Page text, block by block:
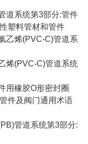
道系统第3部分:管件
塑料管材和管件
乙烯(PVC-C)管道系
烯(PVC-C)管道系统
用橡胶O形密封圈
件及阀门通用术语
管道系统第3部分: